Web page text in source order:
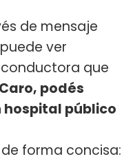
de mensaje
ver
que
Caro, podés
público
forma concisa: